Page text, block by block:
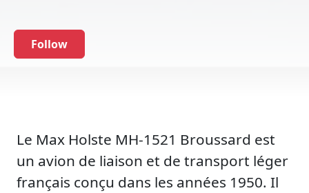
Follow
Le Max Holste MH-1521 Broussard est
un avion de liaison et de transport léger
français conçu dans les années 1950. Il